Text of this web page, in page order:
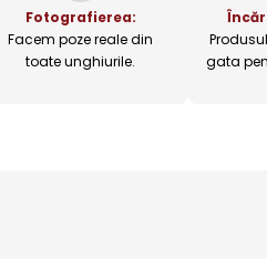
Fotografierea:
Facem poze reale din
toate unghiurile.
gata